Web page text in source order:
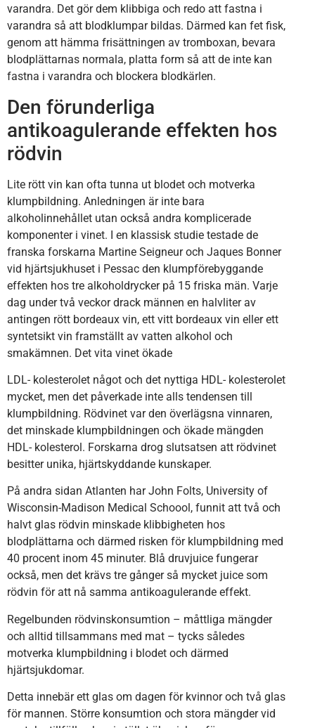
varandra. Det gör dem klibbiga och redo att fastna i
varandra så att blodklumpar bildas. Därmed kan fet fisk,
genom att hämma frisättningen av tromboxan, bevara
blodplättarnas normala, platta form så att de inte kan
fastna i varandra och blockera blodkärlen.
Den förunderliga
antikoagulerande effekten hos
rödvin
Lite rött vin kan ofta tunna ut blodet och motverka
klumpbildning. Anledningen är inte bara
alkoholinnehållet utan också andra komplicerade
komponenter i vinet. I en klassisk studie testade de
franska forskarna Martine Seigneur och Jaques Bonner
vid hjärtsjukhuset i Pessac den klumpförebyggande
effekten hos tre alkoholdrycker på 15 friska män. Varje
dag under två veckor drack männen en halvliter av
antingen rött bordeaux vin, ett vitt bordeaux vin eller ett
syntetsikt vin framställt av vatten alkohol och
smakämnen. Det vita vinet ökade
LDL- kolesterolet något och det nyttiga HDL- kolesterolet
mycket, men det påverkade inte alls tendensen till
klumpbildning. Rödvinet var den överlägsna vinnaren,
det minskade klumpbildningen och ökade mängden
HDL- kolesterol. Forskarna drog slutsatsen att rödvinet
besitter unika, hjärtskyddande kunskaper.
På andra sidan Atlanten har John Folts, University of
Wisconsin-Madison Medical Schoool, funnit att två och
halvt glas rödvin minskade klibbigheten hos
blodplättarna och därmed risken för klumpbildning med
40 procent inom 45 minuter. Blå druvjuice fungerar
också, men det krävs tre gånger så mycket juice som
rödvin för att nå samma antikoagulerande effekt.
Regelbunden rödvinskonsumtion – måttliga mängder
och alltid tillsammans med mat – tycks således
motverka klumpbildning i blodet och därmed
hjärtsjukdomar.
Detta innebär ett glas om dagen för kvinnor och två glas
för mannen. Större konsumtion och stora mängder vid